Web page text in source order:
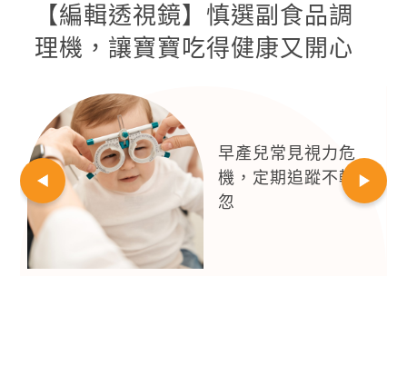
【編輯透視鏡】慎選副食品調
理機，讓寶寶吃得健康又開心
早產兒常見視力危
機，定期追蹤不輕
忽